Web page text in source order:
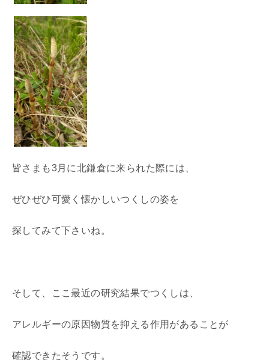
皆さまも3月に北鎌倉に来られた際には、
ぜひぜひ可愛く懐かしいつくしの姿を
探してみて下さいね。
そして、ここ最近の研究結果でつくしは、
アレルギーの原因物質を抑える作用があることが
確認できたそうです。